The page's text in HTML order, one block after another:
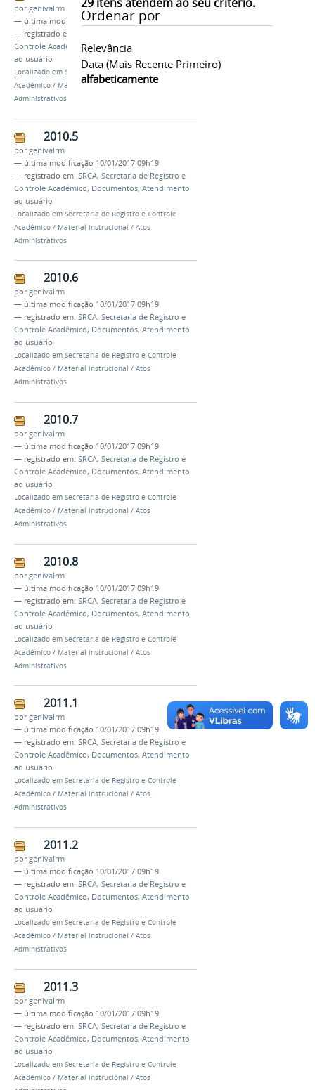
Ordenar por
Relevância
Data (mais Recente Primeiro)
alfabeticamente
porgenivalrm
— última modificação10/01/2017 09h19
— registrado em:
Controle Acadêmico,Documentos
ao usuário
Localizado em Secretaria de Registro e Controle
Acadêmico / Material instrucional /Atos
Administrativos
2010.5
porgenivalrm
— última modificação 10/01/2017 09h19
— registrado em: SRCA, Secretaria de Registro e
Controle Acadêmico, Documentos, Atendimento
ao usuário
Localizado em Secretaria de Registro e Controle
Acadêmico / Material instrucional / Atos
Administrativos
2010.6
porgenivalrm
— última modificação 10/01/2017 09h19
— registrado em: SRCA, Secretaria de Registro e
Controle Acadêmico, Documentos, Atendimento
ao usuário
Localizado em Secretaria de Registro e Controle
Acadêmico / Material instrucional / Atos
Administrativos
2010.7
porgenivalrm
— última modificação 10/01/2017 09h19
— registrado em: SRCA, Secretaria de Registro e
Controle Acadêmico, Documentos, Atendimento
ao usuário
Localizado em Secretaria de Registro e Controle
Acadêmico / Material instrucional / Atos
Administrativos
2010.8
porgenivalrm
— última modificação 10/01/2017 09h19
— registrado em: SRCA, Secretaria de Registro e
Controle Acadêmico, Documentos, Atendimento
ao usuário
Localizado em Secretaria de Registro e Controle
Acadêmico / Material instrucional / Atos
Administrativos
2011.1
porgenivalrm
— última modificação 10/01/2017 09h19
— registrado em: SRCA, Secretaria de Registro e
Controle Acadêmico, Documentos, Atendimento
ao usuário
Localizado em Secretaria de Registro e Controle
Acadêmico / Material instrucional / Atos
Administrativos
2011.2
porgenivalrm
— última modificação 10/01/2017 09h19
— registrado em: SRCA, Secretaria de Registro e
Controle Acadêmico, Documentos, Atendimento
ao usuário
Localizado em Secretaria de Registro e Controle
Acadêmico / Material instrucional / Atos
Administrativos
2011.3
porgenivalrm
— última modificação 10/01/2017 09h19
— registrado em: SRCA, Secretaria de Registro e
Controle Acadêmico, Documentos, Atendimento
ao usuário
Localizado em Secretaria de Registro e Controle
Acadêmico / Material instrucional / Atos